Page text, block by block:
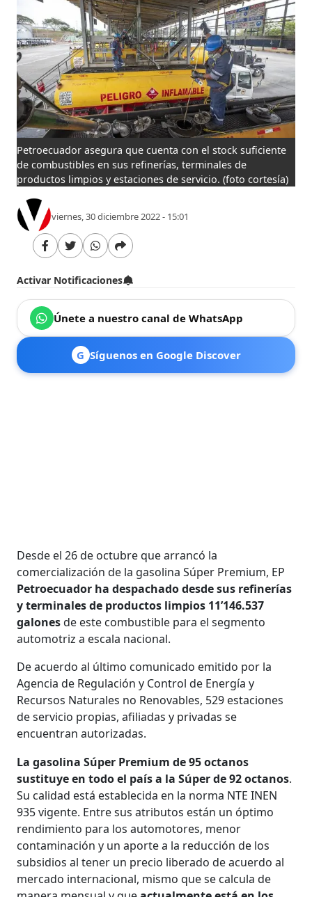
Petroecuador asegura que cuenta con el stock suficiente
de combustibles en sus refinerías, terminales de
productos limpios y estaciones de servicio. (foto cortesía)
viernes, 30 diciembre 2022 - 15:01
Activar Notificaciones
Únete a nuestro canal de WhatsApp
G Síguenos en Google Discover
Desde el 26 de octubre que arrancó la
comercialización de la gasolina Súper Premium, EP
Petroecuador ha despachado desde sus refinerías
y terminales de productos limpios 11’146.537
galonesde este combustible para el segmento
automotriz a escala nacional.
De acuerdo al último comunicado emitido por la
Agencia de Regulación y Control de Energía y
Recursos Naturales no Renovables, 529 estaciones
de servicio propias, afiliadas y privadas se
encuentran autorizadas.
La gasolina Súper Premium de 95 octanos
sustituye en todo el país a la Súper de 92 octanos.
Su calidad está establecida en la norma NTE INEN
935 vigente. Entre sus atributos están un óptimo
rendimiento para los automotores, menor
contaminación y un aporte a la reducción de los
subsidios al tener un precio liberado de acuerdo al
mercado internacional, mismo que se calcula de